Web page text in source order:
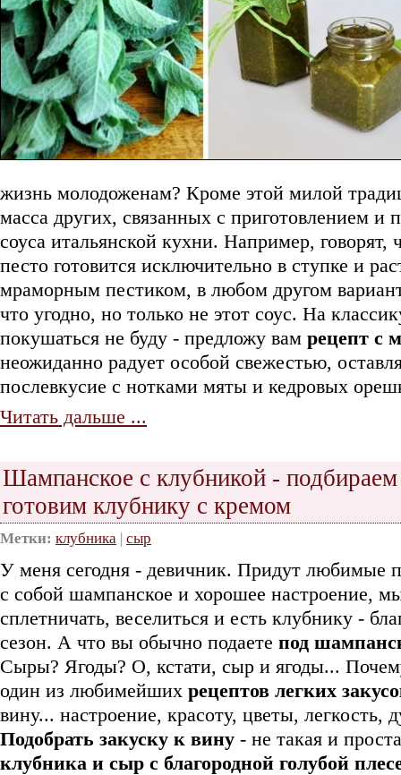
жизнь молодоженам? Кроме этой милой
масса других, связанных с приготовлением и
соуса итальянской кухни. Например, говорят,
песто готовится исключительно в ступке и
мраморным пестиком, в любом другом
что угодно, но только не этот соус. На
покушаться не буду - предложу вам рецепт с
неожиданно радует особой свежестью,
послевкусие с нотками мяты и кедровых
Читать дальше ...
Шампанское с клубникой - подбираем
готовим клубнику с кремом
Метки: клубника | сыр
У меня сегодня - девичник. Придут любимые
с собой шампанское и хорошее настроение,
сплетничать, веселиться и есть клубнику -
сезон. А что вы обычно подаете под
Сыры? Ягоды? О, кстати, сыр и ягоды...
один из любимейших рецептов легких
вину... настроение, красоту, цветы, легкость,
Подобрать закуску к вину - не такая и
клубника и сыр с благородной голубой